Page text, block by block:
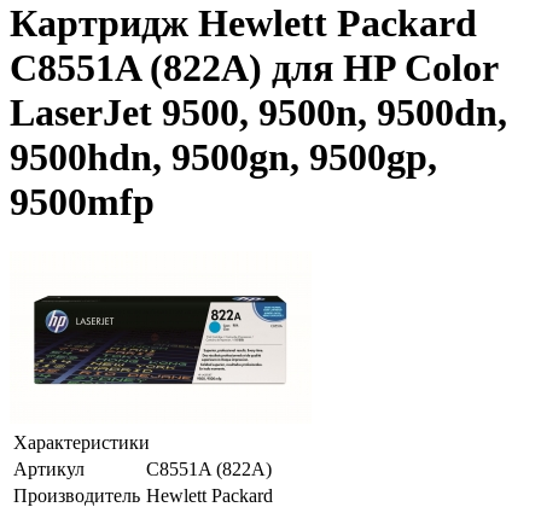
Картридж Hewlett Packard
C8551A (822A) для HP Color
LaserJet 9500, 9500n, 9500dn,
9500hdn, 9500gn, 9500gp,
9500mfp
Характеристики
Артикул
C8551A (822A)
Производитель Hewlett Packard